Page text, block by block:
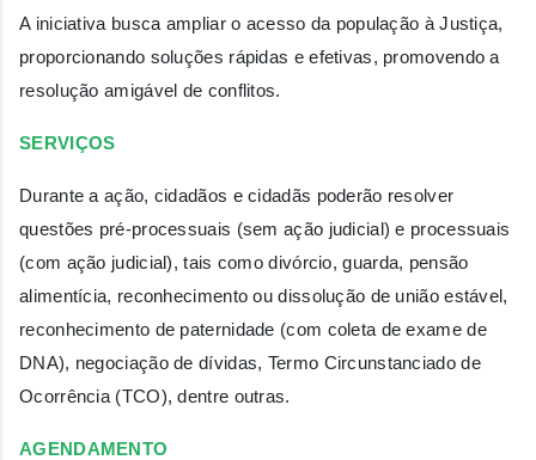
A iniciativa busca ampliar o acesso da população à Justiça,
proporcionando soluções rápidas e efetivas, promovendo a
resolução amigável de conflitos.
SERVIÇOS
Durante a ação, cidadãos e cidadãs poderão resolver
questões pré-processuais (sem ação judicial) e processuais
(com ação judicial), tais como divórcio, guarda, pensão
alimentícia, reconhecimento ou dissolução de união estável,
reconhecimento de paternidade (com coleta de exame de
DNA), negociação de dívidas, Termo Circunstanciado de
Ocorrência (TCO), dentre outras.
AGENDAMENTO